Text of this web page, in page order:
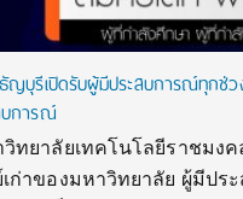
ญบุรีเปิดรับผู้มีประสบการณ์ทุกช่วง
บการณ์
วิทยาลัยเทคโนโลยีราชมง
ก่าของมหาวิทยาลัย ผู้มีปร